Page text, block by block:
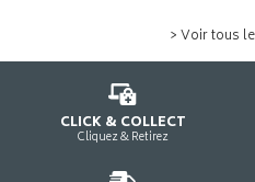
> Voir tous
CLICK & COLLECT
Cliquez & Retirez